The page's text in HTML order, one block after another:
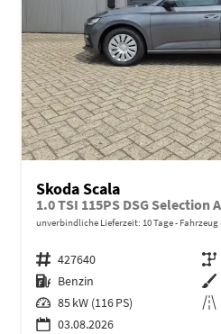
Skoda Scala
unverbindliche Lieferzeit: 10 Tage
Fahrzeugnr. 427640 Getriebe
Kraftstoff Benzin Außenfarbe
Leistung 85 kW (116 PS) Kilometerstand
03.08.2026